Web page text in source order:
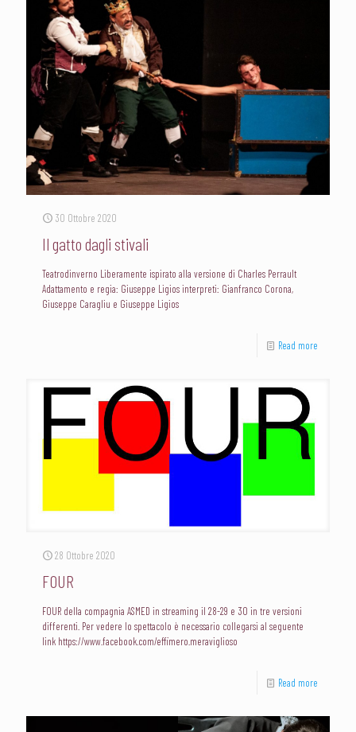
30 Ottobre 2020
Il gatto dagli stivali
Teatrodinverno Liberamente ispirato alla versione di Charles Perrault
Adattamento e regia: Giuseppe Ligios interpreti: Gianfranco Corona,
Giuseppe Caragliu e Giuseppe Ligios
Read more
28 Ottobre 2020
FOUR
FOUR della compagnia ASMED in streaming il 28-29 e 30 in tre versioni
differenti. Per vedere lo spettacolo è necessario collegarsi al seguente
link https://www.facebook.com/effimero.meraviglioso
Read more